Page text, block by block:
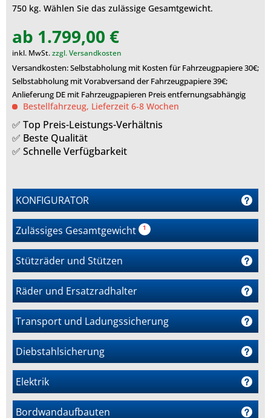
750 kg. Wählen Sie das zulässige Gesamtgewicht.
ab 1.799,00 €
inkl. MwSt.zzgl. Versandkosten
Versandkosten: Selbstabholung mit Kosten für Fahrzeugpapiere 30€;
Selbstabholung mit Vorabversand der Fahrzeugpapiere 39€;
Anlieferung DE mit Fahrzeugpapieren Preis entfernungsabhängig
Bestellfahrzeug, Lieferzeit 6-8 Wochen
✅ Top Preis-Leistungs-Verhältnis
✅ Beste Qualität
✅ Schnelle Verfügbarkeit
KONFIGURATOR
Zulässiges Gesamtgewicht ¹
Stützräder und Stützen
Räder und Ersatzradhalter
Transport und Ladungssicherung
Diebstahlsicherung
Elektrik
Bordwandaufbauten